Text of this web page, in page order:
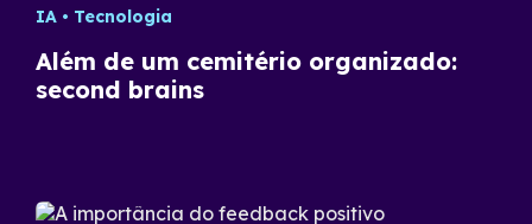
IA
Tecnologia
Além de um cemitério organizado:
second brains